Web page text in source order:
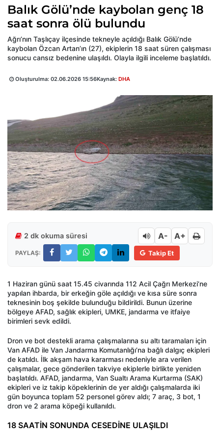
Balık Gölü’nde kaybolan genç 18
saat sonra ölü bulundu
Ağrı’nın Taşlıçay ilçesinde tekneyle açıldığı Balık Gölü’nde
kaybolan Özcan Artan’ın (27), ekiplerin 18 saat süren çalışması
sonucu cansız bedenine ulaşıldı. Olayla ilgili inceleme başlatıldı.
Oluşturulma: 02.06.2026 15:56Kaynak: DHA
2 dk okuma süresi A- A+
PAYLAŞ: Takip Et
1 Haziran günü saat 15.45 civarında 112 Acil Çağrı Merkezi’ne
yapılan ihbarda, bir erkeğin göle açıldığı ve kısa süre sonra
teknesinin boş şekilde bulunduğu bildirildi. Bunun üzerine
bölgeye AFAD, sağlık ekipleri, UMKE, jandarma ve itfaiye
birimleri sevk edildi.
Dron ve bot destekli arama çalışmalarına su altı taramaları için
Van AFAD ile Van Jandarma Komutanlığı’na bağlı dalgıç ekipleri
de katıldı. İlk akşam hava kararması nedeniyle ara verilen
çalışmalar, gece gönderilen takviye ekiplerle birlikte yeniden
başlatıldı. AFAD, jandarma, Van Sualtı Arama Kurtarma (SAK)
ekipleri ve iz takip köpeklerinin de yer aldığı çalışmalarda iki
gün boyunca toplam 52 personel görev aldı; 7 araç, 3 bot, 1
dron ve 2 arama köpeği kullanıldı.
18 SAATİN SONUNDA CESEDİNE ULAŞILDI